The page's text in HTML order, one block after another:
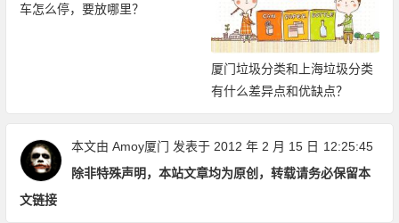
放哪里？
厦门垃圾分类和上海垃圾分类
有什么差异点和优缺点？
限次畅玩厦门
本文由 Amoy厦门 发表于 2012 年 2 月 15 日 12:25:45
除非特殊声明，本站文章均为原创，转载请务必保留本
文链接